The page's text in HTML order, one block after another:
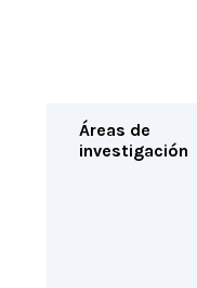
Áreas de
investigación